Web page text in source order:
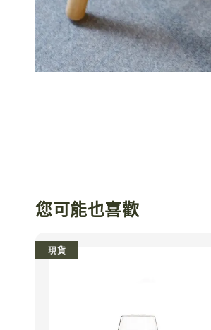
您可能也喜歡
現貨